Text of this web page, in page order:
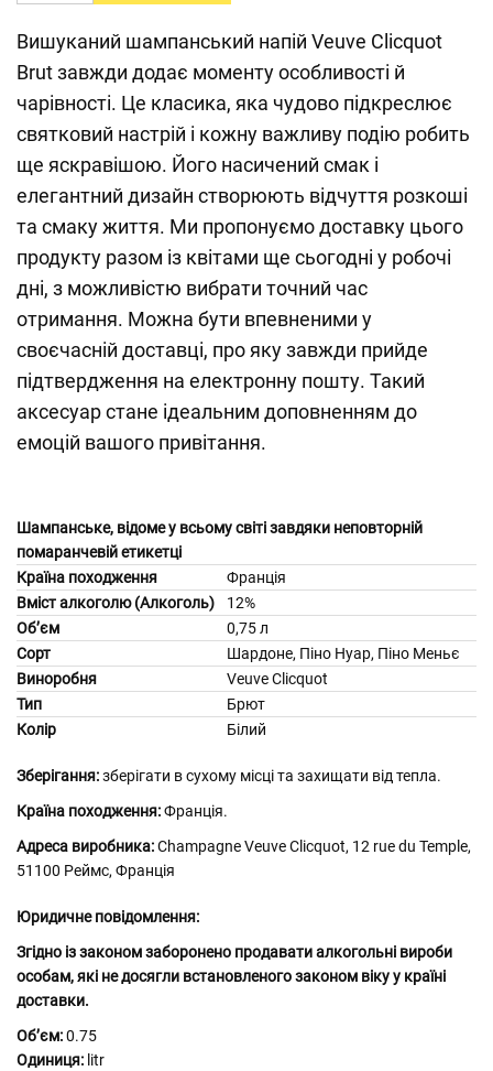
Вишуканий шампанський напій Veuve Clicquot
Brut завжди додає моменту особливості й
чарівності. Це класика, яка чудово підкреслює
святковий настрій і кожну важливу подію робить
ще яскравішою. Його насичений смак і
елегантний дизайн створюють відчуття розкоші
та смаку життя. Ми пропонуємо доставку цього
продукту разом із квітами ще сьогодні у робочі
дні, з можливістю вибрати точний час
отримання. Можна бути впевненими у
своєчасній доставці, про яку завжди прийде
підтвердження на електронну пошту. Такий
аксесуар стане ідеальним доповненням до
емоцій вашого привітання.
Шампанське, відоме у всьому світі завдяки неповторній
помаранчевій етикетці
Країна походження
Франція
Вміст алкоголю (Алкоголь)
12%
Об’єм
0,75 л
Сорт
Шардоне, Піно Нуар, Піно Меньє
Виноробня
Veuve Clicquot
Тип
Брют
Колір
Білий
Зберігання:зберігати в сухому місці та захищати від тепла.
Країна походження:Франція.
Адреса виробника:Champagne Veuve Clicquot, 12 rue du Temple,
51100 Реймс, Франція
Юридичне повідомлення:
Згідно із законом заборонено продавати алкогольні вироби
особам, які не досягли встановленого законом віку у країні
доставки.
Обʼєм:0.75
Одиниця: litr